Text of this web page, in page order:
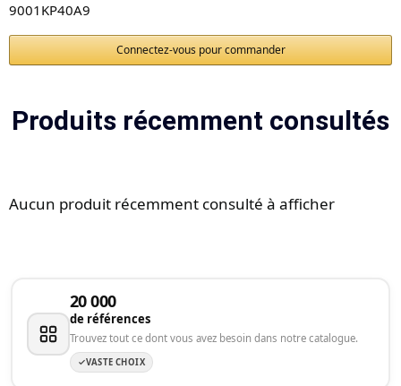
9001KP40A9
Connectez-vous pour commander
Produits récemment consultés
Aucun produit récemment consulté à afficher
20 000
de références
Trouvez tout ce dont vous avez besoin dans notre catalogue.
VASTE CHOIX